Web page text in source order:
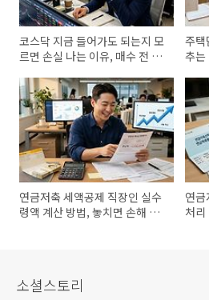
코스닥 지금 들어가도 되는지 모
르면 손실 나는 이유, 매수 전 반
주택
추는
연금저축 세액공제 직장인 실수
령액 계산 방법, 놓치면 손해 보
연
처
소셜스토리